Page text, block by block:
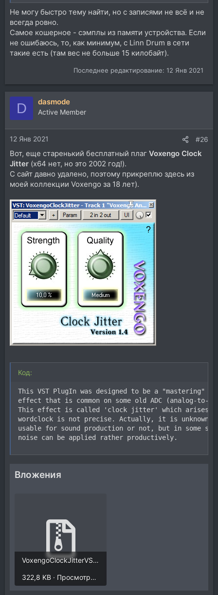
Не могу быстро тему найти, но с записями не всё и не
всегда ровно.
Самое кошерное - сэмплы из памяти устройства. Если
не ошибаюсь, то, как минимум, с Linn Drum в сети
такие есть (там вес не больше 15 килобайт).
Последнее редактирование: 12 Янв 2021
D dasmode
Active Member
12 Янв 2021 #26
Вот, еще старенький бесплатный плаг Voxengo Clock
Jitter (x64 нет, но это 2002 год!).
С сайт давно удалено, поэтому прикреплю здесь из
моей коллекции Voxengo за 18 лет).
Код:
This VST PlugIn was designed to be a "mastering"
effect that is common on some old ADC (analog-
This effect is called 'clock jitter' which arises
wordclock is not precise. Actually, it is unknown
usable for sound production or not, but in
noise can be applied rather productively.
Вложения
VoxengoClockJitterVST14.zip
322,8 KB · Просмотры: 320